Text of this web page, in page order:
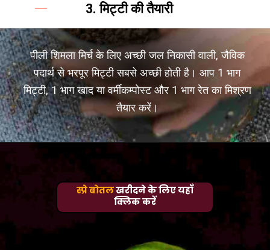
पीली शिमला मिर्च के लिए अच्छी जल निकासी वाली, जैविक
पदार्थ से भरपूर मिट्टी सबसे अच्छी होती है। आप 1 भाग
मिट्टी, 1 भाग खाद या वर्मीकम्पोस्ट और 1 भाग रेत का मिश्रण
तैयार करें।
3. मिट्टी की तैयारी
स्प्रे बोतलखरीदने के लिए यहाँ
क्लिक करें